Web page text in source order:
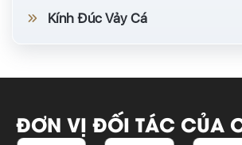
Kính Đúc Vảy Cá
ĐƠN VỊ ĐỐI TÁC CỦA